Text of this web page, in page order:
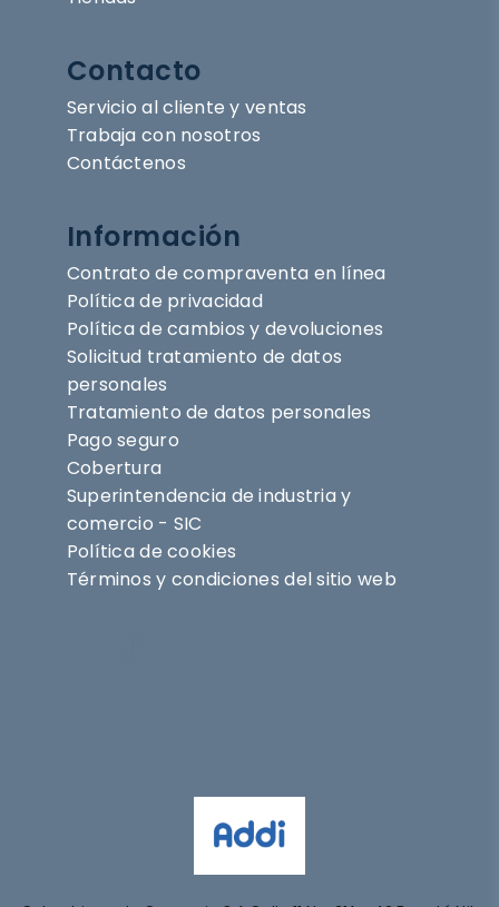
Contacto
Servicio al cliente y ventas
Trabaja con nosotros
Contáctenos
Información
Contrato de compraventa en línea
Política de privacidad
Política de cambios y devoluciones
Solicitud tratamiento de datos
personales
Tratamiento de datos personales
Pago seguro
Cobertura
Superintendencia de industria y
comercio - SIC
Política de cookies
Términos y condiciones del sitio web